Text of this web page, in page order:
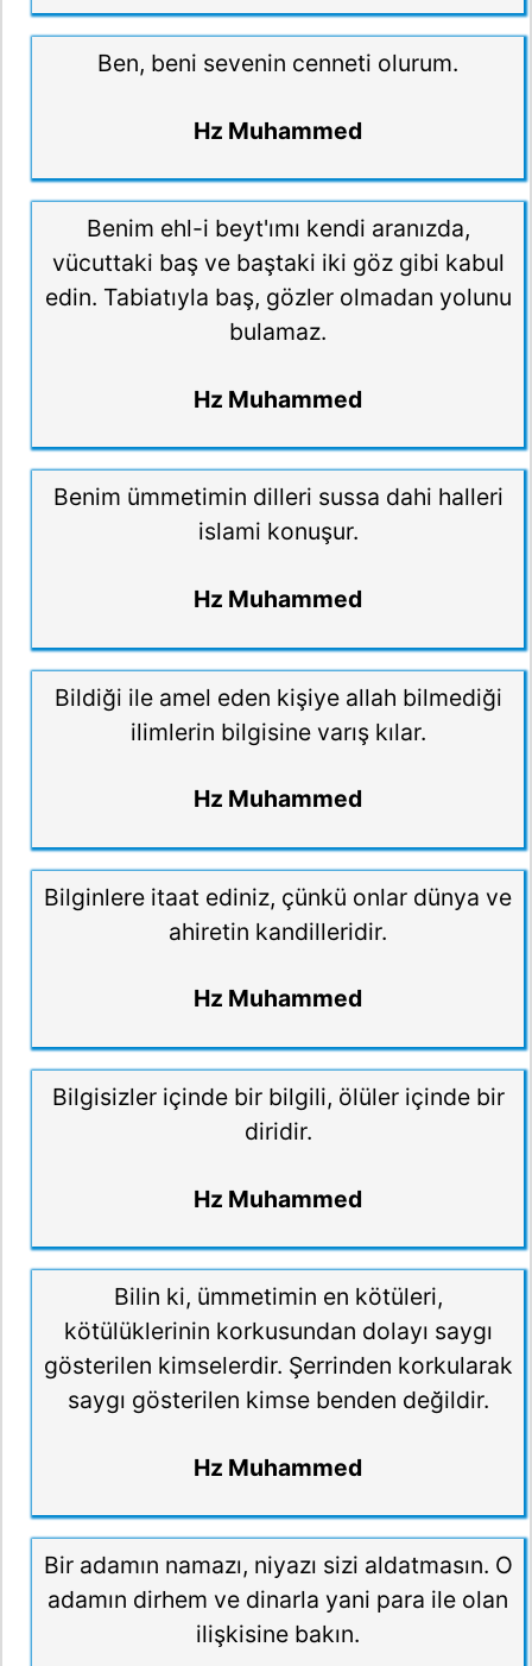
Ben, beni sevenin cenneti olurum.
Hz Muhammed
Benim ehl-i beyt'ımı kendi aranızda,
vücuttaki baş ve baştaki iki göz gibi kabul
edin. Tabiatıyla baş, gözler olmadan yolunu
bulamaz.
Hz Muhammed
Benim ümmetimin dilleri sussa dahi halleri
islami konuşur.
Hz Muhammed
Bildiği ile amel eden kişiye allah bilmediği
ilimlerin bilgisine varış kılar.
Hz Muhammed
Bilginlere itaat ediniz, çünkü onlar dünya ve
ahiretin kandilleridir.
Hz Muhammed
Bilgisizler içinde bir bilgili, ölüler içinde bir
diridir.
Hz Muhammed
Bilin ki, ümmetimin en kötüleri,
kötülüklerinin korkusundan dolayı saygı
gösterilen kimselerdir. Şerrinden korkularak
saygı gösterilen kimse benden değildir.
Hz Muhammed
Bir adamın namazı, niyazı sizi aldatmasın. O
adamın dirhem ve dinarla yani para ile olan
ilişkisine bakın.